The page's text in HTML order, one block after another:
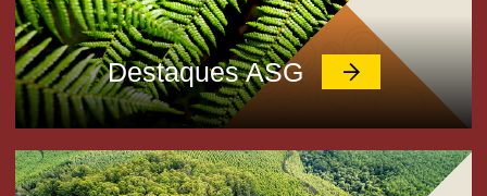
Destaques ASG